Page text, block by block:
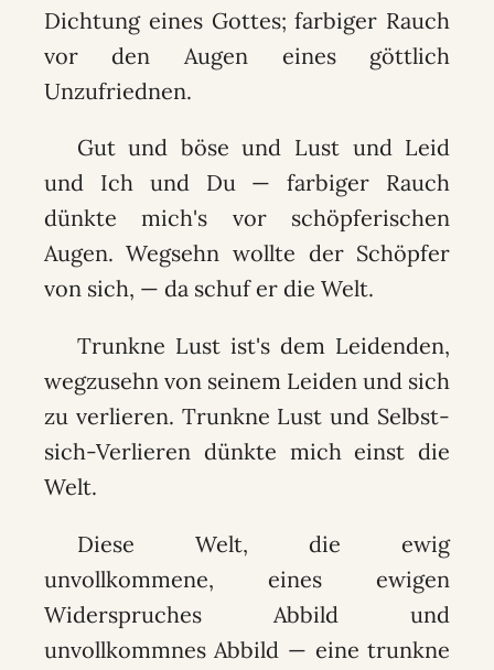
Dichtung eines Gottes; farbiger Rauch
vor den Augen eines göttlich
Unzufriednen.
Gut und böse und Lust und Leid
und Ich und Du — farbiger Rauch
dünkte mich's vor schöpferischen
Augen. Wegsehn wollte der Schöpfer
von sich, — da schuf er die Welt.
Trunkne Lust ist's dem Leidenden,
wegzusehn von seinem Leiden und sich
zu verlieren. Trunkne Lust und Selbst-
sich-Verlieren dünkte mich einst die
Welt.
Diese Welt, die ewig
unvollkommene, eines ewigen
Widerspruches Abbild und
unvollkommnes Abbild — eine trunkne